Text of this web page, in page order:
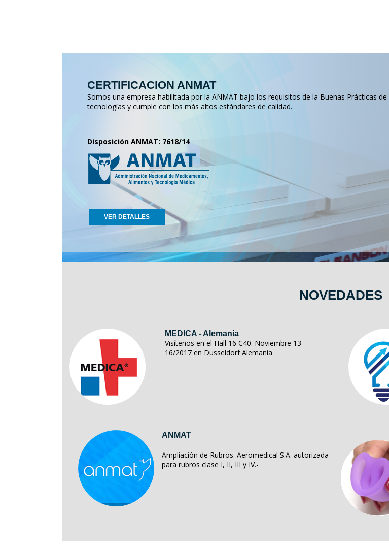
CERTIFICACION ANMAT
Somos una empresa habilitada por la ANMAT bajo los requisitos de la Buenas Prácticas
tecnologías y cumple con los más altos estándares de calidad.
Disposición ANMAT: 7618/14
VER DETALLES
NOVEDADES
MEDICA - Alemania
Visítenos en el Hall 16 C40. Noviembre 13-
16/2017 en Dusseldorf Alemania
ANMAT
Ampliación de Rubros. Aeromedical S.A. autorizada
para rubros clase I, II, III y IV.-